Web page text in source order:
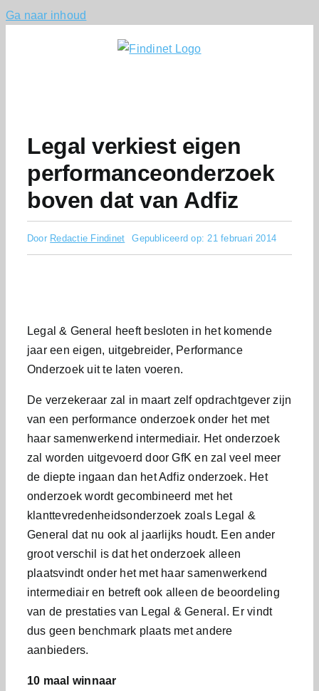
Ga naar inhoud
Legal verkiest eigen
performanceonderzoek
boven dat van Adfiz
Door Redactie Findinet Gepubliceerd op: 21 februari 2014
Legal & General heeft besloten in het komende
jaar een eigen, uitgebreider, Performance
Onderzoek uit te laten voeren.
De verzekeraar zal in maart zelf opdrachtgever zijn
van een performance onderzoek onder het met
haar samenwerkend intermediair. Het onderzoek
zal worden uitgevoerd door GfK en zal veel meer
de diepte ingaan dan het Adfiz onderzoek. Het
onderzoek wordt gecombineerd met het
klanttevredenheidsonderzoek zoals Legal &
General dat nu ook al jaarlijks houdt. Een ander
groot verschil is dat het onderzoek alleen
plaatsvindt onder het met haar samenwerkend
intermediair en betreft ook alleen de beoordeling
van de prestaties van Legal & General. Er vindt
dus geen benchmark plaats met andere
aanbieders.
10 maal winnaar